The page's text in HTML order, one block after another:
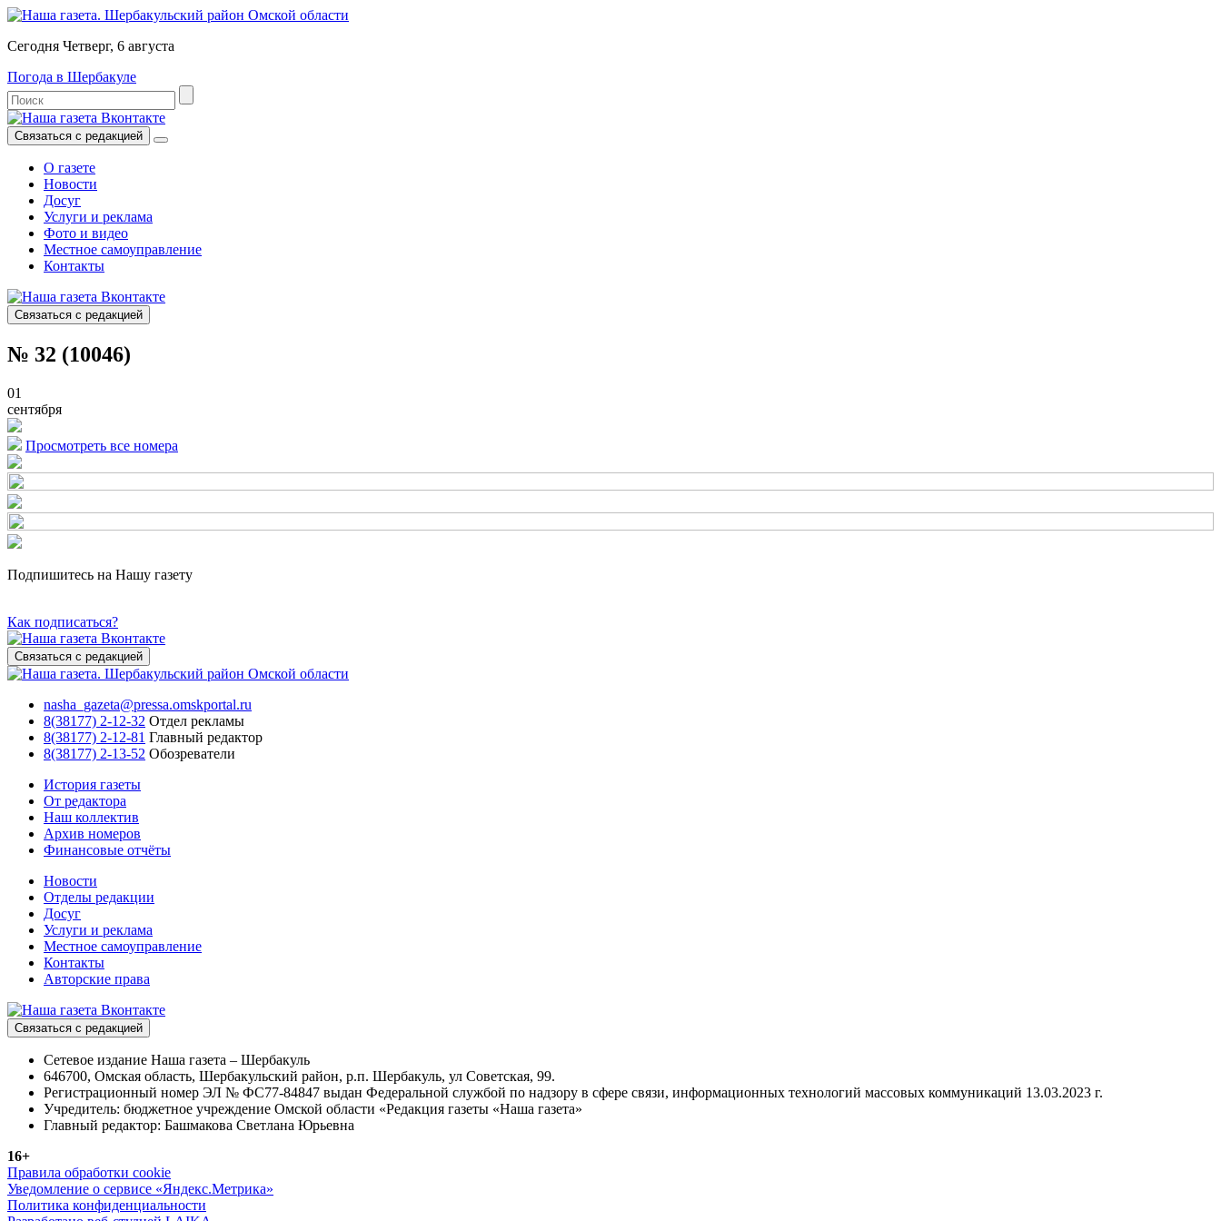
Сегодня Четверг, 6 августа
Погода в Шербакуле
Связаться с редакцией
О газете
Новости
Досуг
Услуги и реклама
Фото и видео
Местное самоуправление
Контакты
Связаться с редакцией
№ 32 (10046)
01
сентября
Просмотреть все номера
Подпишитесь на Нашу газету
Как подписаться?
Связаться с редакцией
nasha_gazeta@pressa.omskportal.ru
8(38177) 2-12-32 Отдел рекламы
8(38177) 2-12-81 Главный редактор
8(38177) 2-13-52 Обозреватели
История газеты
От редактора
Наш коллектив
Архив номеров
Финансовые отчёты
Новости
Отделы редакции
Досуг
Услуги и реклама
Местное самоуправление
Контакты
Авторские права
Связаться с редакцией
Сетевое издание Наша газета – Шербакуль
646700, Омская область, Шербакульский район, р.п. Шербакуль, ул Советская, 99.
Регистрационный номер ЭЛ № ФС77-84847 выдан Федеральной службой по надзору в сфере связи, информационных технологий массовых коммуникаций 13.03.2023 г.
Учредитель: бюджетное учреждение Омской области «Редакция газеты «Наша газета»
Главный редактор: Башмакова Светлана Юрьевна
16+
Правила обработки cookie
Уведомление о сервисе «Яндекс.Метрика»
Политика конфиденциальности